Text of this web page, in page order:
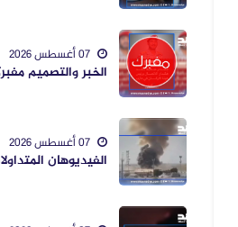
الخبر والتصميم
الفيديوهان